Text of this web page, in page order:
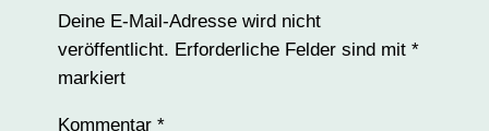
Deine E-Mail-Adresse wird nicht
veröffentlicht. Erforderliche Felder sind mit *
markiert
Kommentar *